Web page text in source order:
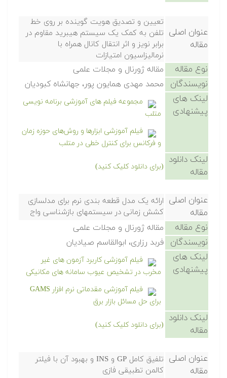
عنوان اصلی
مقاله
تعیین و تصدیق هویت گوینده بر روی خط
تلفن به کمک یک سیستم هیبرید مقاوم در
برابر نویز و اثر انتقال کانال همراه با
نرمالیزاسیون امتیازات
نوع مقاله مقاله ژورنال و مجلات علمی
نویسندگان محمد مهدی همایون پور، جهانشاه کبودیان
لینک های
پیشنهادی
مجموعه فیلم های آموزشی برنامه نویسی
متلب
فیلم آموزشی ابزارها و روش‌های حوزه زمان
و فرکانس برای کنترل خطی در متلب
لینک دانلود
مقاله
(برای دانلود کلیک کنید)
عنوان اصلی
مقاله
ارائه یک مدل قطعه بندی نرم برای مدلسازی
کشش زمانی در سیستمهای بازشناسی واج
نوع مقاله مقاله ژورنال و مجلات علمی
نویسندگان فربد رزاری، ابوالقاسم صیادیان
لینک های
پیشنهادی
فیلم آموزشی کاربرد آزمون های غیر
مخرب در تشخیص عیوب سامانه های مکانیکی
فیلم آموزشی مقدماتی نرم افزار GAMS
برای حل مسائل بازار برق
لینک دانلود
مقاله
(برای دانلود کلیک کنید)
عنوان اصلی
مقاله
تلفیق کامل GP و INS و بهبود آن با فیلتر
کالمن تطبیقی فازی